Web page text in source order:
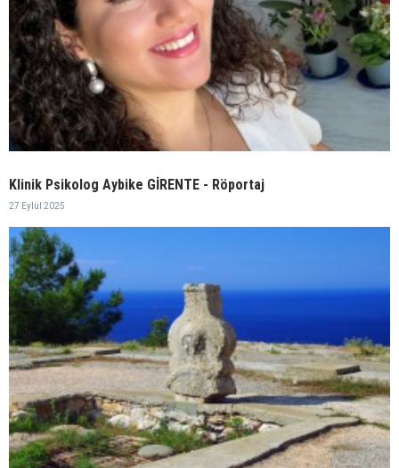
Klinik Psikolog Aybike GİRENTE - Röportaj
27 Eylül 2025